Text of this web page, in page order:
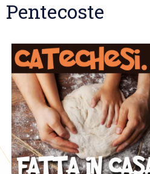
Pentecoste